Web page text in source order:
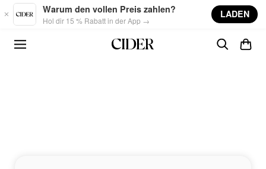
Skip to main content
Warum den vollen Preis zahlen?
Hol dir 15 % Rabatt in der App →
LADEN